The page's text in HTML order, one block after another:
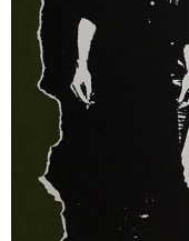
3. Protex Blue
4. Police & Thieves
5. 48 Hours
6. Garageland